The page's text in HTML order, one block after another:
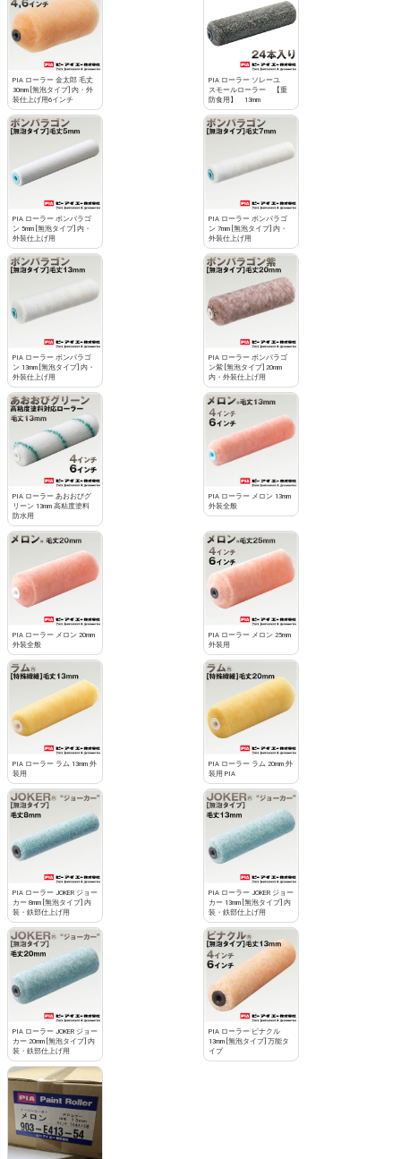
PIA ローラー 金太郎 毛丈
30mm [無泡タイプ] 内・外
装仕上げ用6インチ
PIA ローラー ソレーユ
スモールローラー 【重
防食用】 13mm
PIA ローラー ボンパラゴ
ン 5mm [無泡タイプ] 内・
外装仕上げ用
PIA ローラー ボンパラゴ
ン 7mm [無泡タイプ] 内・
外装仕上げ用
PIA ローラー ボンパラゴ
ン 13mm [無泡タイプ] 内・
外装仕上げ用
PIA ローラー ボンパラゴ
ン紫 [無泡タイプ] 20mm
内・外装仕上げ用
PIA ローラー あおおびグ
リーン 13mm 高粘度塗料
防水用
PIA ローラー メロン 13mm
外装全般
PIA ローラー メロン 20mm
外装全般
PIA ローラー メロン 25mm
外装用
PIA ローラー ラム 13mm 外
装用
PIA ローラー ラム 20mm 外
装用 PIA
PIA ローラー JOKER ジョー
カー 8mm [無泡タイプ] 内
装・鉄部仕上げ用
PIA ローラー JOKER ジョー
カー 13mm [無泡タイプ] 内
装・鉄部仕上げ用
PIA ローラー JOKER ジョー
カー 20mm [無泡タイプ] 内
装・鉄部仕上げ用
PIA ローラー ピナクル
13mm [無泡タイプ] 万能タ
イプ